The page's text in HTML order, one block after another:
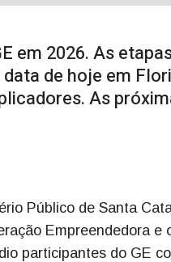
em 2026. As
de hoje em
As
Público de Santa
Empreendedora
participantes do GE